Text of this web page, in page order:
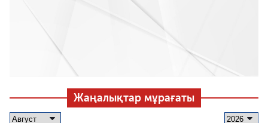
Жаңалықтар мұрағаты